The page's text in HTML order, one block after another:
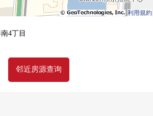
核算的Tower Mansion
设开发并分售/设计/施工
有)
面的1楼全家便利店港南4丁目商店有
供的公开空地，私人的性敷地内高的空
利用規約
4丁目
邻近房源查询